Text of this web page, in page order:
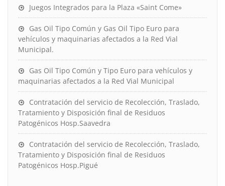
Juegos Integrados para la Plaza «Saint Come»
Gas Oil Tipo Común y Gas Oil Tipo Euro para
vehículos y maquinarias afectados a la Red Vial
Municipal.
Gas Oil Tipo Común y Tipo Euro para vehículos y
maquinarias afectados a la Red Vial Municipal
Contratación del servicio de Recolección, Traslado,
Tratamiento y Disposición final de Residuos
Patogénicos Hosp.Saavedra
Contratación del servicio de Recolección, Traslado,
Tratamiento y Disposición final de Residuos
Patogénicos Hosp.Pigué